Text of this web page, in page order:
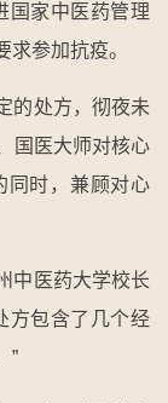
国家中医药管理
参加抗疫。
的处方，彻夜未
国医大师对核心
同时，兼顾对心
中医药大学校长
方包含了几个经
”